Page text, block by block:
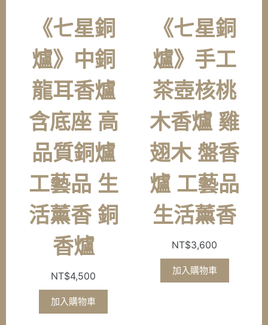
《七星銅
爐》中銅
龍耳香爐
含底座 高
品質銅爐
工藝品 生
活薰香 銅
香爐
NT$4,500
加入購物車
《七星銅
爐》手工
茶壺核桃
木香爐 雞
翅木 盤香
爐 工藝品
生活薰香
NT$3,600
加入購物車